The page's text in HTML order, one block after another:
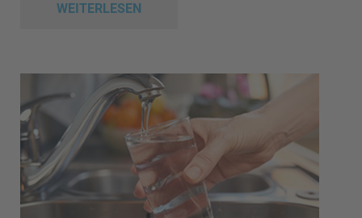
WEITERLESEN